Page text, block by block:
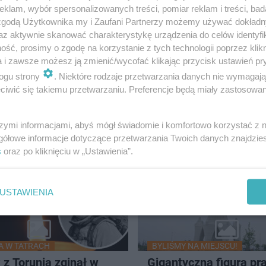
9
POŻEGNANIE
Przemysław
zginął tragicznie
ZOBACZ ZDJĘCIA!
najbardziej ścigani
przestępcy w Polsce
W TATRACH
Torunia zginął w
BYLIŚMY NA MIEJSCU!
Gigantyczna figura
wybór spersonalizowanych treści, pomiar reklam i treści,
Użytkownika my i Zaufani Partnerzy możemy używać
aktywnie skanować charakterystykę urządzenia do celów
prosimy o zgodę na korzystanie z tych technologii poprzez
i zawsze możesz ją zmienić/wycofać klikając przycisk ustawień
strony
. Niektóre rodzaje przetwarzania danych nie
się takiemu przetwarzaniu. Preferencje będą miały
informacjami, abyś mógł świadomie i komfortowo korzystać z
informacje dotyczące przetwarzania Twoich danych
oraz po kliknięciu w „Ustawienia”.
USTAWIENIA